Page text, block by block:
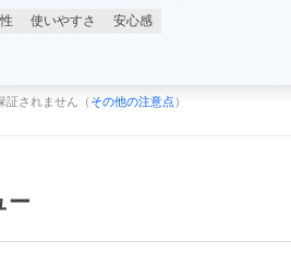
使いやすさ 安心感
証されません（ その他の注意点 ）
ー